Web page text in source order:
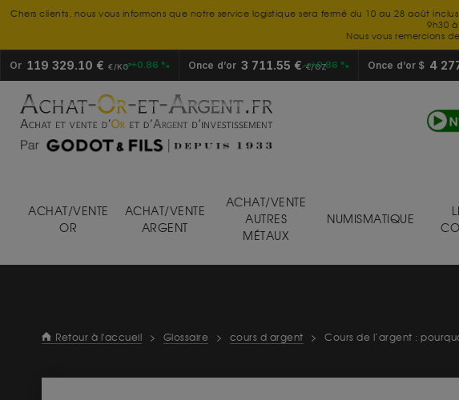
Chers clients, nous vous informons que notre service logistique sera fermé du 10 au 28 août
9h30
Nous vous remercions
Or 119 329.10 € €/KG +0.86 % Once d’or 3 711.55 €€/OZ
+0.86 % Once d’or $ 4
ACHAT/VENTE
OR
ACHAT/VENTE
ARGENT
ACHAT/VENTE
AUTRES
MÉTAUX
NUMISMATIQUE
Retour à l'accueil > Glossaire > cours d argent > Cours de l’argent :